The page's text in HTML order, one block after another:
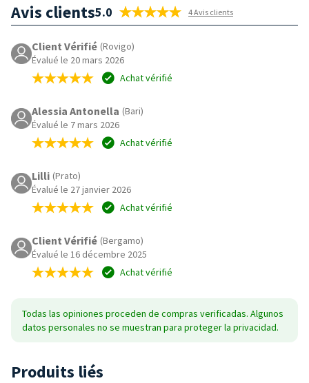
Avis clients5.0 4 Avis clients
Client Vérifié (Rovigo)
Évalué le 20 mars 2026
Achat vérifié
Alessia Antonella (Bari)
Évalué le 7 mars 2026
Achat vérifié
Lilli (Prato)
Évalué le 27 janvier 2026
Achat vérifié
Client Vérifié (Bergamo)
Évalué le 16 décembre 2025
Achat vérifié
Todas las opiniones proceden de compras verificadas. Algunos
datos personales no se muestran para proteger la privacidad.
Produits liés